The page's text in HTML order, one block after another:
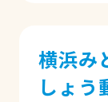
横浜み
しょう